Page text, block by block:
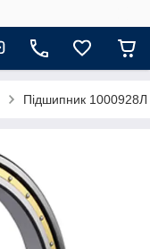
Підшипник